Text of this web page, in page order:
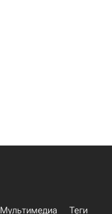
Мультимедиа Теги